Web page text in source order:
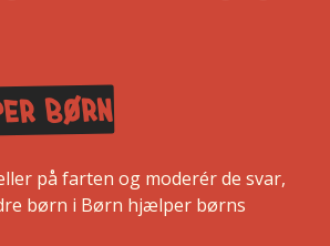
Børn
på farten og moderér de svar,
børn i Børn hjælper børns